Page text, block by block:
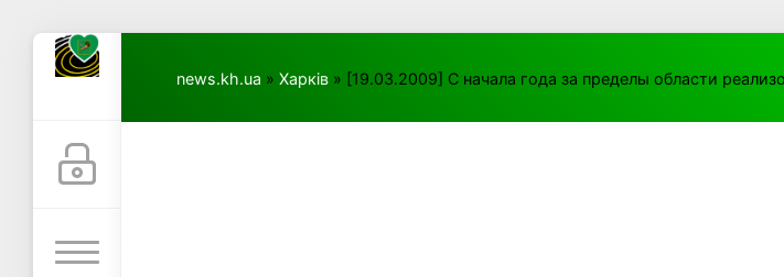
news.kh.ua » Харків » [19.03.2009] С начала года за пределы области